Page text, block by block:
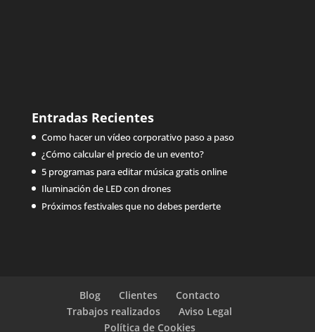
Entradas Recientes
Como hacer un vídeo corporativo paso a paso
¿Cómo calcular el precio de un evento?
5 programas para editar música gratis online
Iluminación de LED con drones
Próximos festivales que no debes perderte
Blog Clientes
Contacto
Trabajos realizados
Aviso Legal
Política de Cookies